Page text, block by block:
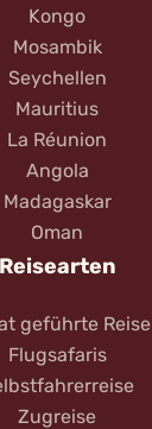
Kongo
Mosambik
Seychellen
Mauritius
La Réunion
Angola
Madagaskar
Oman
Reisearten
geführte Reise
Flugsafaris
Zugreise